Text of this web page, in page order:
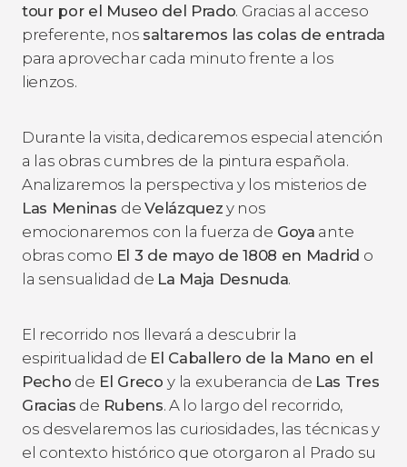
tour por el Museo del Prado. Gracias al acceso
preferente, nos saltaremos las colas de entrada
para aprovechar cada minuto frente a los
lienzos.
Durante la visita, dedicaremos especial atención
a las obras cumbres de la pintura española.
Analizaremos la perspectiva y los misterios de
Las Meninas deVelázquez y nos
emocionaremos con la fuerza de Goya ante
obras como El 3 de mayo de 1808 en Madrid o
la sensualidad de La Maja Desnuda.
El recorrido nos llevará a descubrir la
espiritualidad de El Caballero de la Mano en el
Pecho de El Grecoy la exuberancia de Las Tres
Gracias de Rubens. A lo largo del recorrido,
os desvelaremos las curiosidades, las técnicas y
el contexto histórico que otorgaron al Prado su